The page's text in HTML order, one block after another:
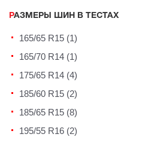
РАЗМЕРЫ ШИН В ТЕСТАХ
165/65 R15 (1)
165/70 R14 (1)
175/65 R14 (4)
185/60 R15 (2)
185/65 R15 (8)
195/55 R16 (2)